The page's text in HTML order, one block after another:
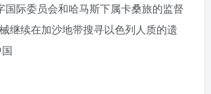
国际委员会和哈马斯下属卡桑旅的监督
继续在加沙地带搜寻以色列人质的遗